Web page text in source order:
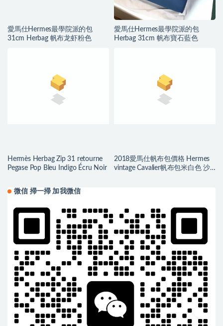
愛馬仕Hermes最學院派的包
31cm Herbag 帆布龙虾粉色
愛馬仕Hermes最學院派的包
Herbag 31cm 帆布寶石藍色
Hermès Herbag Zip 31 retourne
Pegase Pop Bleu Indigo Écru Noir
2018愛馬仕帆布包價格 Hermes
vintage Cavalier帆布包米白色 沙
微信 掃一掃 加我微信